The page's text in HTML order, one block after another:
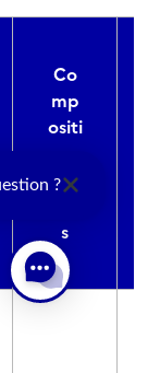
Co
mp
ositi
des
s
?